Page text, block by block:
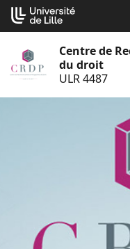
Aller
au
Centre de
du droit
ULR 4487
Cookies management